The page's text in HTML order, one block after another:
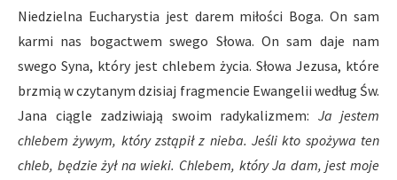
Niedzielna Eucharystia jest darem miłości Boga. On sam
karmi nas bogactwem swego Słowa. On sam daje nam
swego Syna, który jest chlebem życia. Słowa Jezusa, które
brzmią w czytanym dzisiaj fragmencie Ewangelii według Św.
Jana ciągle zadziwiają swoim radykalizmem: Ja jestem
chlebemżywym, który zstąpiłz nieba. Jeśli kto spożywa ten
chleb, będzieżyłna wieki. Chlebem, który Ja dam, jest moje